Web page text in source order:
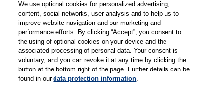
Kontakt
Web-Semniare
Anwenderberichte
Partner
We use optional cookies for personalized advertising,
content, social networks, user analysis and to help us to
improve website navigation and our marketing and
performance efforts. By clicking “Accept”, you consent to
the using of optional cookies on your device and the
associated processing of personal data. Your consent is
voluntary, and you can revoke it at any time by clicking the
button at the bottom right of the page. Further details can be
found in ourdata protection information.